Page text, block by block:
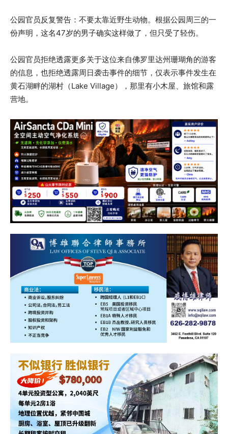
公园官员反复警告：不要太靠近野生动物。根据公园周三的一
份声明，这名47岁的男子确实这样做了，但只受了轻伤。
公园官员拒绝透露更多关于这位来自佛罗里达州珊瑚角的游客
的信息，也拒绝透露周日袭击事件的细节，仅表示事件发生在
黄石湖畔的湖村（Lake Village），那里有小木屋、旅馆和露
营地。